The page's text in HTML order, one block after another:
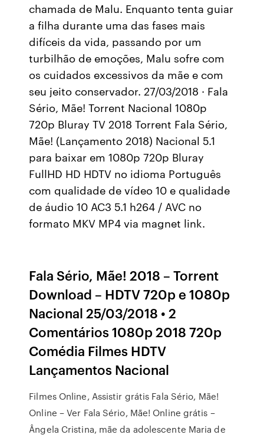
chamada de Malu. Enquanto tenta guiar
a filha durante uma das fases mais
difíceis da vida, passando por um
turbilhão de emoções, Malu sofre com
os cuidados excessivos da mãe e com
seu jeito conservador. 27/03/2018 · Fala
Sério, Mãe! Torrent Nacional 1080p
720p Bluray TV 2018 Torrent Fala Sério,
Mãe! (Lançamento 2018) Nacional 5.1
para baixar em 1080p 720p Bluray
FullHD HD HDTV no idioma Português
com qualidade de vídeo 10 e qualidade
de áudio 10 AC3 5.1 h264 / AVC no
formato MKV MP4 via magnet link.
Fala Sério, Mãe! 2018 – Torrent
Download – HDTV 720p e 1080p
Nacional 25/03/2018 • 2
Comentários 1080p 2018 720p
Comédia Filmes HDTV
Lançamentos Nacional
Filmes Online, Assistir grátis Fala Sério, Mãe!
Online – Ver Fala Sério, Mãe! Online grátis –
Ângela Cristina, mãe da adolescente Maria de